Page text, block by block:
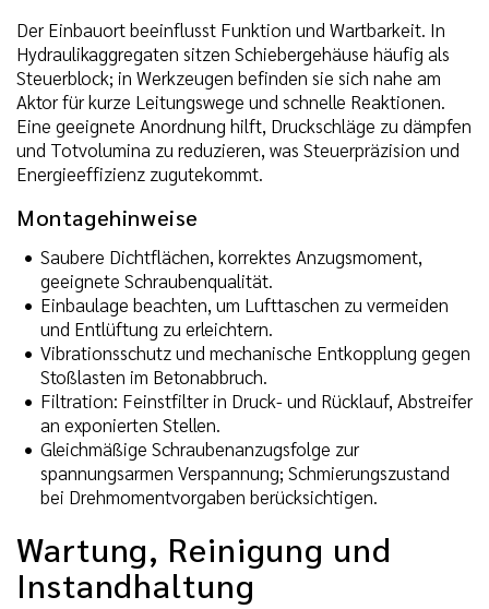
Der Einbauort beeinflusst Funktion und Wartbarkeit. In
Hydraulikaggregaten sitzen Schiebergehäuse häufig als
Steuerblock; in Werkzeugen befinden sie sich nahe am
Aktor für kurze Leitungswege und schnelle Reaktionen.
Eine geeignete Anordnung hilft, Druckschläge zu dämpfen
und Totvolumina zu reduzieren, was Steuerpräzision und
Energieeffizienz zugutekommt.
Montagehinweise
Saubere Dichtflächen, korrektes Anzugsmoment,
geeignete Schraubenqualität.
Einbaulage beachten, um Lufttaschen zu vermeiden
und Entlüftung zu erleichtern.
Vibrationsschutz und mechanische Entkopplung gegen
Stoßlasten im Betonabbruch.
Filtration: Feinstfilter in Druck- und Rücklauf, Abstreifer
an exponierten Stellen.
Gleichmäßige Schraubenanzugsfolge zur
spannungsarmen Verspannung; Schmierungszustand
bei Drehmomentvorgaben berücksichtigen.
Wartung, Reinigung und
Instandhaltung